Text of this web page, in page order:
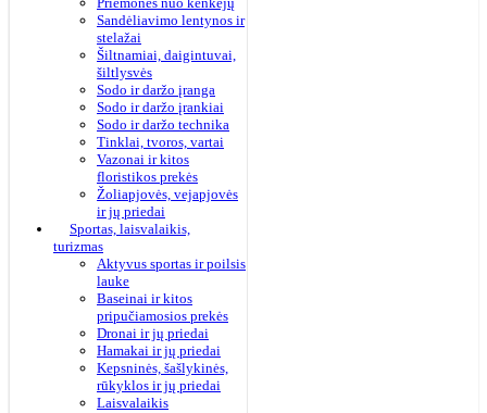
Sandėliavimo lentynos ir
stelažai
Šiltnamiai, daigintuvai,
šiltlysvės
Sodo ir daržo įranga
Sodo ir daržo įrankiai
Sodo ir daržo technika
Tinklai, tvoros, vartai
Vazonai ir kitos
floristikos prekės
Žoliapjovės, vejapjovės
ir jų priedai
Sportas, laisvalaikis,
turizmas
Aktyvus sportas ir poilsis
lauke
Baseinai ir kitos
pripučiamosios prekės
Dronai ir jų priedai
Hamakai ir jų priedai
Kepsninės, šašlykinės,
rūkyklos ir jų priedai
Laisvalaikis